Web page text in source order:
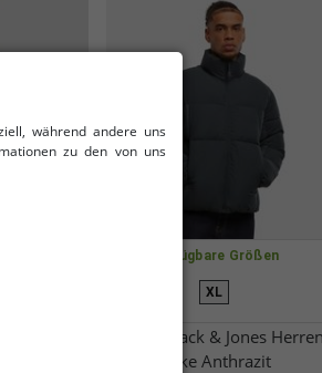
Verfügbare Größen
XL
schlichte Jack & Jones Herren
Jacke Anthrazit
während andere uns
zu den von uns